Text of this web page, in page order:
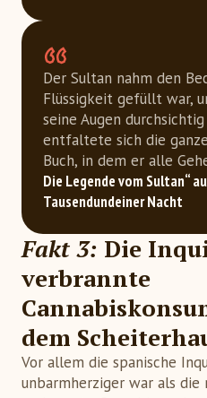
Der Sultan nahm den
Flüssigkeit gefüllt war,
seine Augen
entfaltete sich die
Buch, in dem er alle
Die Legende vom Sultan“
Tausendundeiner Nacht
Fakt 3: Die
verbrannte
dem
Vor allem die spanische
unbarmherziger war als die